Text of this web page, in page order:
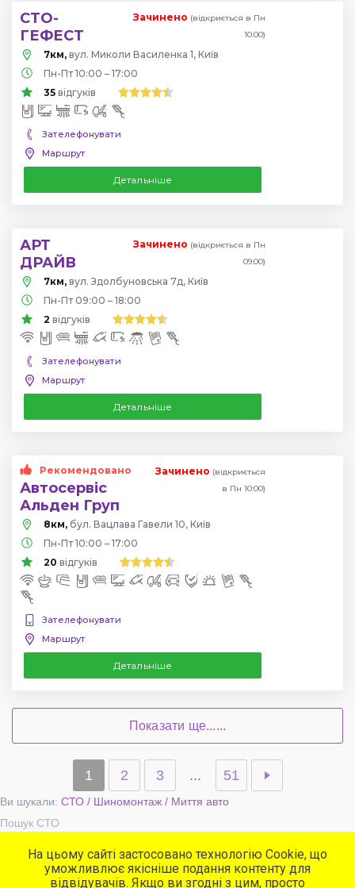
СТО-
ГЕФЕСТ
Зачинено (відкриється в Пн
10:00)
7км, вул. Миколи Василенка 1, Київ
Пн-Пт 10:00 – 17:00
35 відгуків
Зателефонувати
Маршрут
Детальніше
АРТ
ДРАЙВ
Зачинено (відкриється в Пн
09:00)
7км, вул. Здолбуновська 7д, Київ
Пн-Пт 09:00 – 18:00
2 відгуків
Зателефонувати
Маршрут
Детальніше
Рекомендовано
Автосервіс
Альден Груп
Зачинено (відкриється
в Пн 10:00)
8км, бул. Вацлава Гавели 10, Київ
Пн-Пт 10:00 – 17:00
20 відгуків
Зателефонувати
Маршрут
Детальніше
Показати ще......
1 2 3 ... 51
Ви шукали: СТО / Шиномонтаж / Миття авто
Пошук СТО
Популярні сервіси
СТО
На цьому сайті застосовано технологію Cookie, що
уможливлює якісніше подання контенту для
відвідувачів. Якщо ви згодні з цим, просто